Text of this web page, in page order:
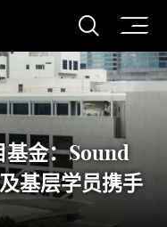
打开
基金：Sound
基层学员携手